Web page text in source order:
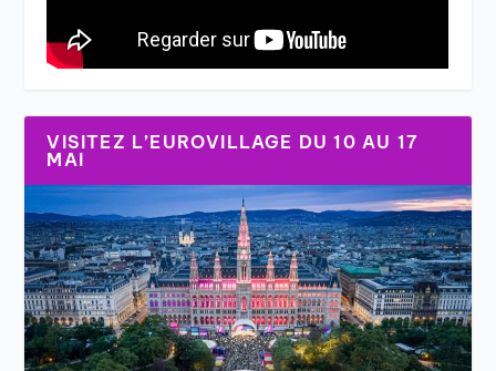
VISITEZ L’EUROVILLAGE DU 10 AU 17
MAI